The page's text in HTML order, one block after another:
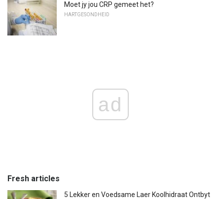
Moet jy jou CRP gemeet het?
HARTGESONDHEID
ad
Fresh articles
5 Lekker en Voedsame Laer Koolhidraat Ontbyt